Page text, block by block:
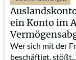
ein Konto im
Wer sich mit der
beschäftigt,